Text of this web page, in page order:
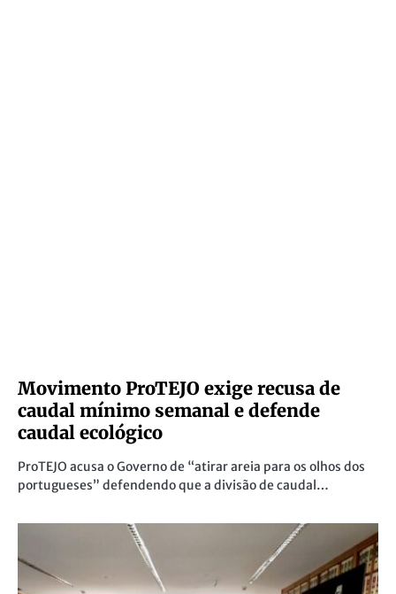
Movimento ProTEJO exige recusa de
caudal mínimo semanal e defende
caudal ecológico
ProTEJO acusa o Governo de “atirar areia para os olhos dos
portugueses” defendendo que a divisão de caudal…